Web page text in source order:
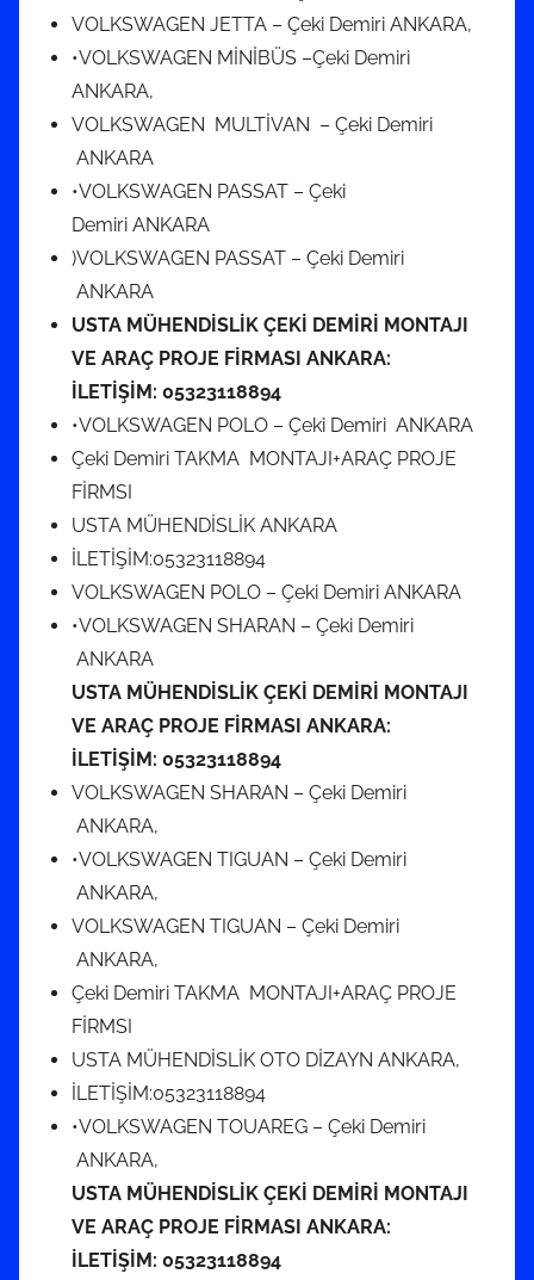
VOLKSWAGEN JETTA – Çeki Demiri ANKARA,
•VOLKSWAGEN MİNİBÜS –Çeki Demiri
ANKARA,
VOLKSWAGEN MULTİVAN – Çeki Demiri
ANKARA
•VOLKSWAGEN PASSAT – Çeki
Demiri ANKARA
)VOLKSWAGEN PASSAT – Çeki Demiri
ANKARA
USTA MÜHENDİSLİK ÇEKİ DEMİRİ MONTAJI
VE ARAÇ PROJE FİRMASI ANKARA:
İLETİŞİM: 05323118894
•VOLKSWAGEN POLO – Çeki Demiri ANKARA
Çeki Demiri TAKMA MONTAJI+ARAÇ PROJE
FİRMSI
USTA MÜHENDİSLİK ANKARA
İLETİŞİM:05323118894
VOLKSWAGEN POLO – Çeki Demiri ANKARA
•VOLKSWAGEN SHARAN – Çeki Demiri
ANKARA
USTA MÜHENDİSLİK ÇEKİ DEMİRİ MONTAJI
VE ARAÇ PROJE FİRMASI ANKARA:
İLETİŞİM: 05323118894
VOLKSWAGEN SHARAN – Çeki Demiri
ANKARA,
•VOLKSWAGEN TIGUAN – Çeki Demiri
ANKARA,
VOLKSWAGEN TIGUAN – Çeki Demiri
ANKARA,
Çeki Demiri TAKMA MONTAJI+ARAÇ PROJE
FİRMSI
USTA MÜHENDİSLİK OTO DİZAYN ANKARA,
İLETİŞİM:05323118894
•VOLKSWAGEN TOUAREG – Çeki Demiri
ANKARA,
USTA MÜHENDİSLİK ÇEKİ DEMİRİ MONTAJI
VE ARAÇ PROJE FİRMASI ANKARA:
İLETİŞİM: 05323118894